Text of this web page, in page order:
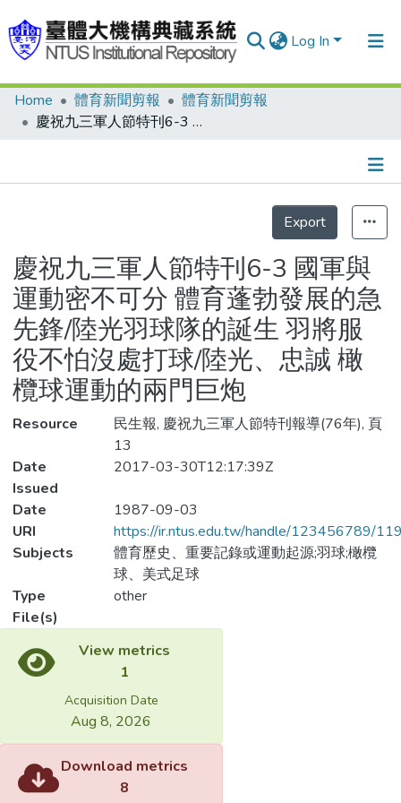
Log In
Communities & Collections
Statistics
Home 體育新聞剪報
體育新聞剪報
慶祝九三軍人節特刊6-3 國軍與運動密不可分 體育蓬勃發展的急先鋒/陸光羽球隊的誕生 羽將服役不怕沒處打球/陸光、忠誠 橄欖球運動的兩門巨炮
Export
慶祝九三軍人節特刊6-3 國軍與
運動密不可分 體育蓬勃發展的急
先鋒/陸光羽球隊的誕生 羽將服
役不怕沒處打球/陸光、忠誠 橄
欖球運動的兩門巨炮
Resource
民生報, 慶祝九三軍人節特刊報導(76年), 頁
13
Date
Issued
2017-03-30T12:17:39Z
Date
1987-09-03
URI
https://ir.ntus.edu.tw/handle/123456789/
Subjects
體育歷史、重要記錄或運動起源;羽球;橄欖
球、美式足球
Type
other
File(s)
View metrics
1
Acquisition Date
Aug 8, 2026
Download metrics
8